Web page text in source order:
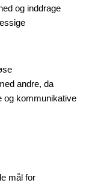
og inddrage
andre, da
og kommunikative
mål for